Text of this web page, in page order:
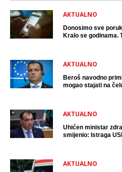
AKTUALNO
Donosimo sve
Kralo se godinama.
AKTUALNO
Beroš navodno
mogao stajati na
AKTUALNO
Uhićen ministar
smijenio: Istraga
AKTUALNO